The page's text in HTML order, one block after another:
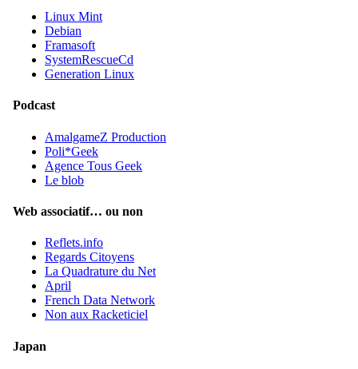
Linux Mint
Debian
Framasoft
SystemRescueCd
Generation Linux
Podcast
AmalgameZ Production
Poli*Geek
Agence Tous Geek
Le blob
Web associatif… ou non
Reflets.info
Regards Citoyens
La Quadrature du Net
April
French Data Network
Non aux Racketiciel
Japan